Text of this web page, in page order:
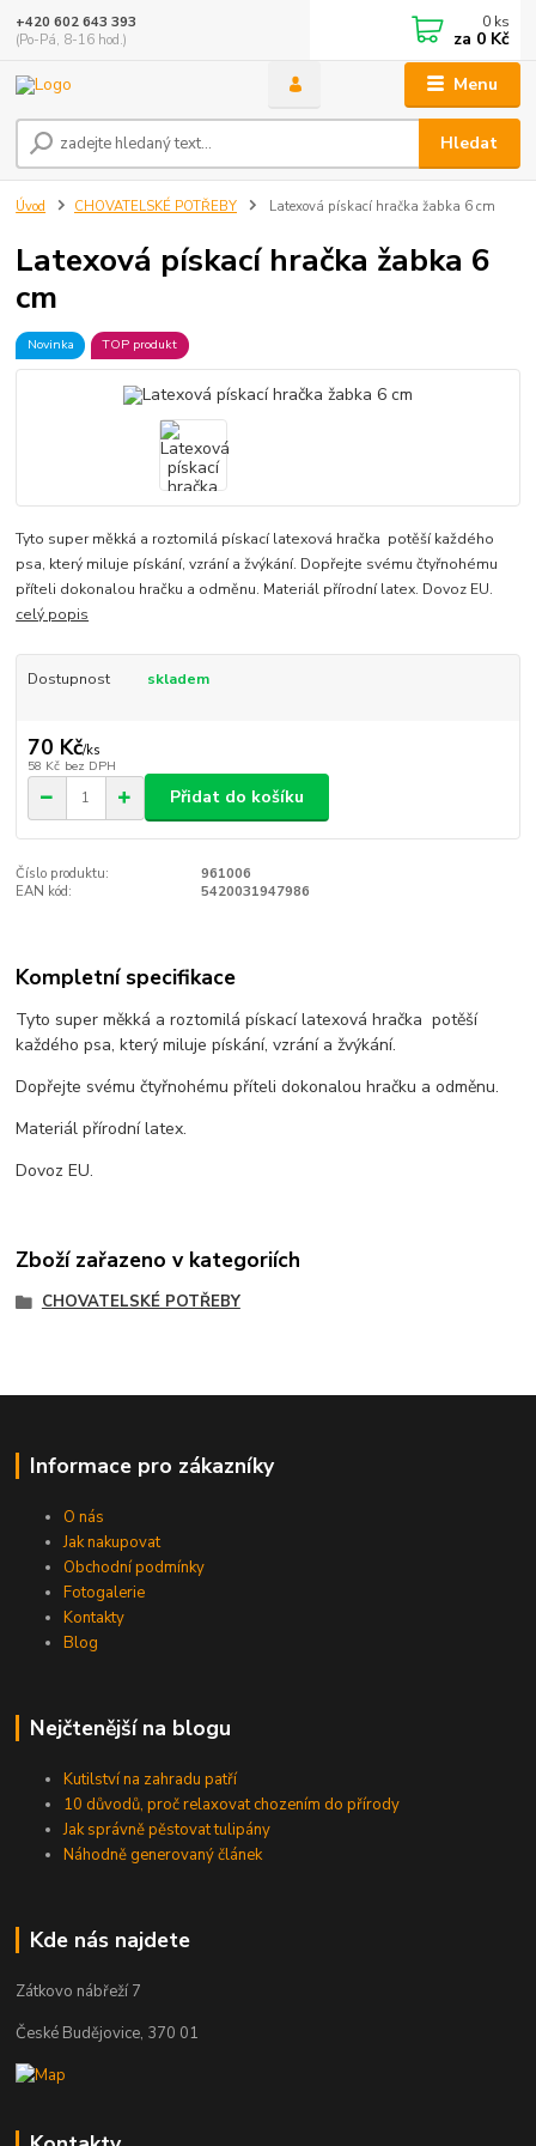
Menu
Hledat
+420 602 643 393
(Po-Pá, 8-16 hod.)
0 ks
za 0 Kč
Úvod CHOVATELSKÉ POTŘEBY Latexová pískací hračka žabka 6 cm
Latexová pískací hračka žabka 6
cm
Novinka TOP produkt
Tyto super měkká a roztomilá pískací latexová hračka potěší každého
psa, který miluje pískání, vzrání a žvýkání. Dopřejte svému čtyřnohému
příteli dokonalou hračku a odměnu. Materiál přírodní latex. Dovoz EU.
celý popis
Dostupnost skladem
70 Kč/ks
58 Kč bez DPH
Přidat do košíku
Číslo produktu:
961006
EAN kód:
5420031947986
Kompletní specifikace
Tyto super měkká a roztomilá pískací latexová hračka potěší
každého psa, který miluje pískání, vzrání a žvýkání.
Dopřejte svému čtyřnohému příteli dokonalou hračku a odměnu.
Materiál přírodní latex.
Dovoz EU.
Zboží zařazeno v kategoriích
CHOVATELSKÉ POTŘEBY
Informace pro zákazníky
O nás
Jak nakupovat
Obchodní podmínky
Fotogalerie
Kontakty
Blog
Nejčtenější na blogu
Kutilství na zahradu patří
10 důvodů, proč relaxovat chozením do přírody
Jak správně pěstovat tulipány
Náhodně generovaný článek
Kde nás najdete
Zátkovo nábřeží 7
České Budějovice, 370 01